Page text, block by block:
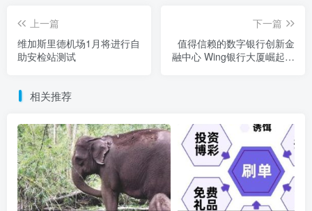
上一篇
维加斯里德机场1月将进行自
助安检站测试
下一篇
值得信赖的数字银行创新金
融中心 Wing银行大厦崛起成
相关推荐